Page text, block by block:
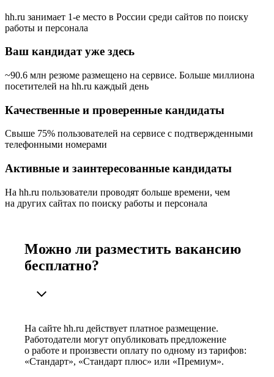
hh.ru занимает 1-е место в России среди сайтов по поиску
работы и персонала
Ваш кандидат уже здесь
~90.6 млн резюме размещено на сервисе. Больше миллиона
посетителей на hh.ru каждый день
Качественные и проверенные кандидаты
Свыше 75% пользователей на сервисе с подтвержденными
телефонными номерами
Активные и заинтересованные кандидаты
На hh.ru пользователи проводят больше времени, чем
на других сайтах по поиску работы и персонала
Можно ли разместить вакансию
бесплатно?
На сайте hh.ru действует платное размещение.
Работодатели могут опубликовать предложение
о работе и произвести оплату по одному из тарифов:
«Стандарт», «Стандарт плюс» или «Премиум».